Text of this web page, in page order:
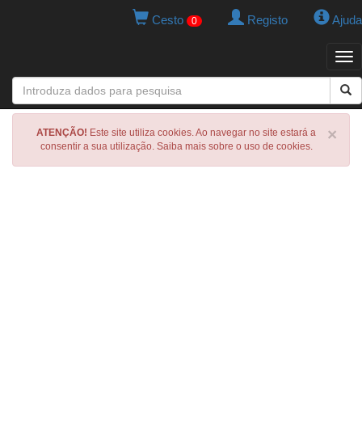
Cesto 0 Registo Ajuda
×
ATENÇÃO! Este site utiliza cookies. Ao navegar no site estará a
consentir a sua utilização. Saiba mais sobre o uso de cookies.